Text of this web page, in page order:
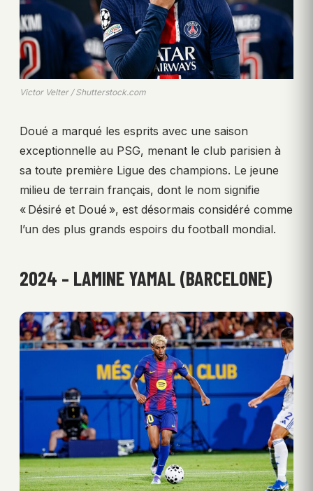
Victor Velter / Shutterstock.com
Doué a marqué les esprits avec une saison
exceptionnelle au PSG, menant le club parisien à
sa toute première Ligue des champions. Le jeune
milieu de terrain français, dont le nom signifie
« Désiré et Doué », est désormais considéré comme
l’un des plus grands espoirs du football mondial.
2024 – LAMINE YAMAL (BARCELONE)